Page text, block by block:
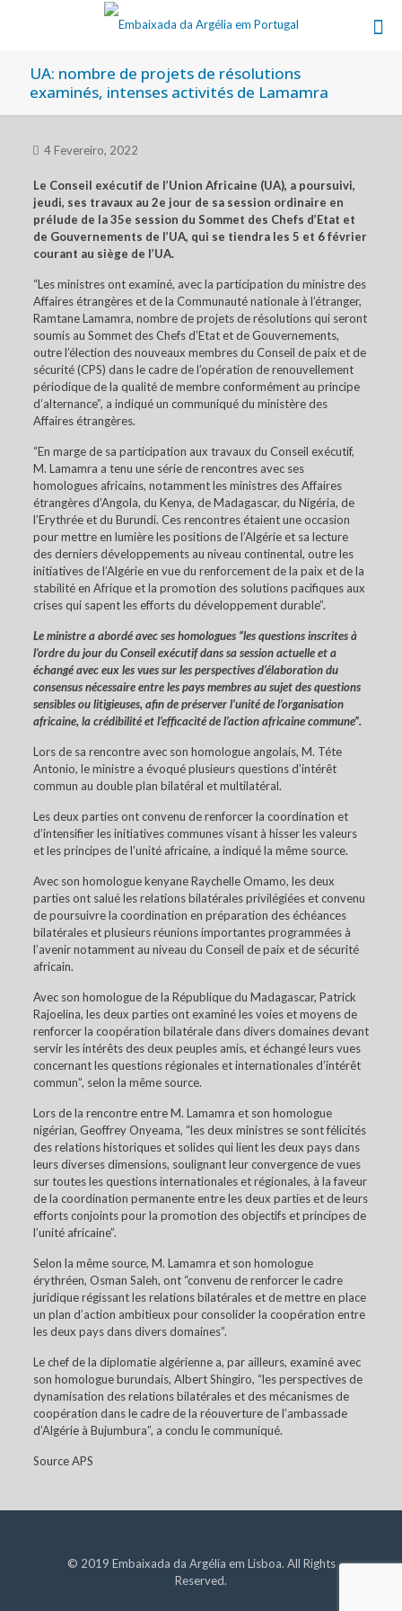
UA: nombre de projets de résolutions
examinés, intenses activités de Lamamra
4 Fevereiro, 2022
Le Conseil exécutif de l’Union Africaine (UA), a poursuivi,
jeudi, ses travaux au 2e jour de sa session ordinaire en
prélude de la 35e session du Sommet des Chefs d’Etat et
de Gouvernements de l’UA, qui se tiendra les 5 et 6 février
courant au siège de l’UA.
“Les ministres ont examiné, avec la participation du ministre des
Affaires étrangères et de la Communauté nationale à l’étranger,
Ramtane Lamamra, nombre de projets de résolutions qui seront
soumis au Sommet des Chefs d’Etat et de Gouvernements,
outre l’élection des nouveaux membres du Conseil de paix et de
sécurité (CPS) dans le cadre de l’opération de renouvellement
périodique de la qualité de membre conformément au principe
d’alternance”, a indiqué un communiqué du ministère des
Affaires étrangères.
“En marge de sa participation aux travaux du Conseil exécutif,
M. Lamamra a tenu une série de rencontres avec ses
homologues africains, notamment les ministres des Affaires
étrangères d’Angola, du Kenya, de Madagascar, du Nigéria, de
l’Erythrée et du Burundi. Ces rencontres étaient une occasion
pour mettre en lumière les positions de l’Algérie et sa lecture
des derniers développements au niveau continental, outre les
initiatives de l’Algérie en vue du renforcement de la paix et de la
stabilité en Afrique et la promotion des solutions pacifiques aux
crises qui sapent les efforts du développement durable”.
Le ministre a abordé avec ses homologues “les questions inscrites à
l’ordre du jour du Conseil exécutif dans sa session actuelle et a
échangé avec eux les vues sur les perspectives d’élaboration du
consensus nécessaire entre les pays membres au sujet des questions
sensibles ou litigieuses, afin de préserver l’unité de l’organisation
africaine, la crédibilité et l’efficacité de l’action africaine commune”.
Lors de sa rencontre avec son homologue angolais, M. Téte
Antonio, le ministre a évoqué plusieurs questions d’intérêt
commun au double plan bilatéral et multilatéral.
Les deux parties ont convenu de renforcer la coordination et
d’intensifier les initiatives communes visant à hisser les valeurs
et les principes de l’unité africaine, a indiqué la même source.
Avec son homologue kenyane Raychelle Omamo, les deux
parties ont salué les relations bilatérales privilégiées et convenu
de poursuivre la coordination en préparation des échéances
bilatérales et plusieurs réunions importantes programmées à
l’avenir notamment au niveau du Conseil de paix et de sécurité
africain.
Avec son homologue de la République du Madagascar, Patrick
Rajoelina, les deux parties ont examiné les voies et moyens de
renforcer la coopération bilatérale dans divers domaines devant
servir les intérêts des deux peuples amis, et échangé leurs vues
concernant les questions régionales et internationales d’intérêt
commun”, selon la même source.
Lors de la rencontre entre M. Lamamra et son homologue
nigérian, Geoffrey Onyeama, “les deux ministres se sont félicités
des relations historiques et solides qui lient les deux pays dans
leurs diverses dimensions, soulignant leur convergence de vues
sur toutes les questions internationales et régionales, à la faveur
de la coordination permanente entre les deux parties et de leurs
efforts conjoints pour la promotion des objectifs et principes de
l’unité africaine”.
Selon la même source, M. Lamamra et son homologue
érythréen, Osman Saleh, ont “convenu de renforcer le cadre
juridique régissant les relations bilatérales et de mettre en place
un plan d’action ambitieux pour consolider la coopération entre
les deux pays dans divers domaines”.
Le chef de la diplomatie algérienne a, par ailleurs, examiné avec
son homologue burundais, Albert Shingiro, “les perspectives de
dynamisation des relations bilatérales et des mécanismes de
coopération dans le cadre de la réouverture de l’ambassade
d’Algérie à Bujumbura”, a conclu le communiqué.
Source APS
© 2019 Embaixada da Argélia em Lisboa. All Rights
Reserved.